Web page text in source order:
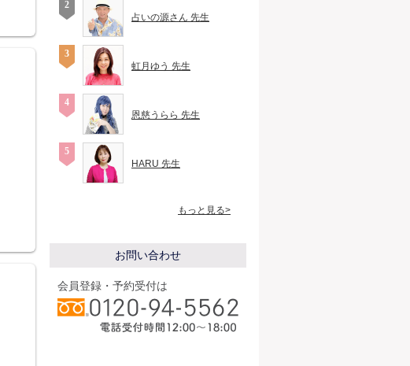
占いの源さん 先生
虹月ゆう 先生
恩慈うらら 先生
HARU 先生
もっと見る>
お問い合わせ
会員登録・予約受付は